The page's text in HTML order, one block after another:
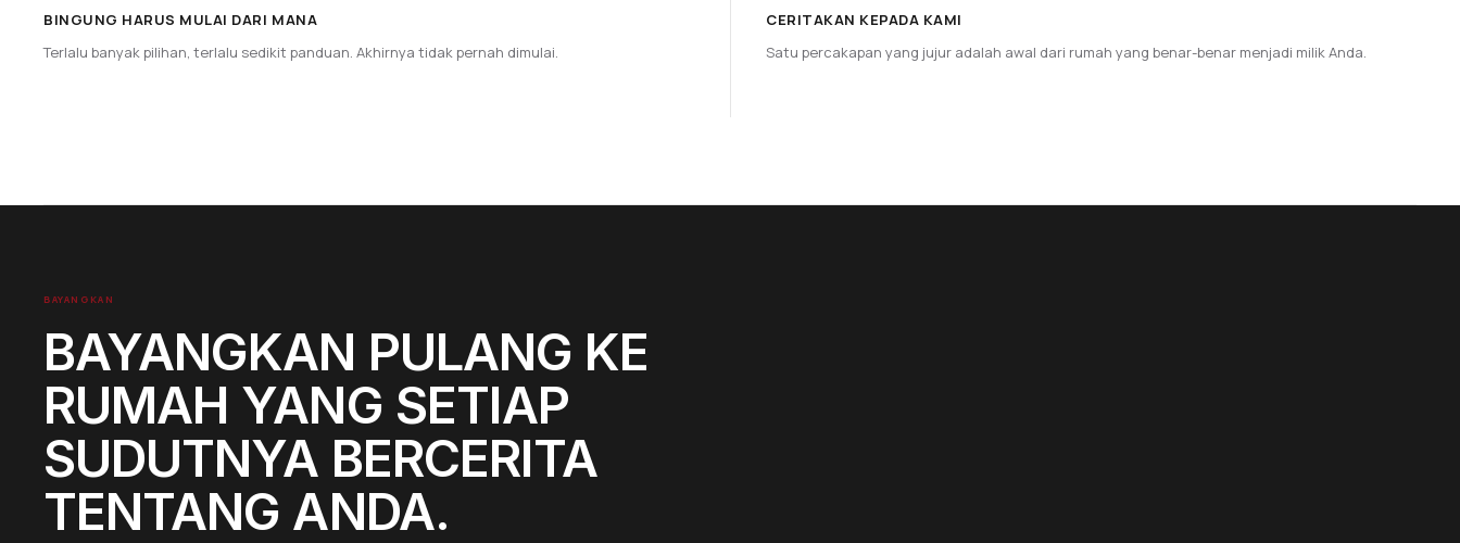
BINGUNG HARUS MULAI DARI MANA
Terlalu banyak pilihan, terlalu sedikit panduan. Akhirnya tidak pernah dimulai.
CERITAKAN KEPADA KAMI
Satu percakapan yang jujur adalah awal dari rumah yang benar-benar menjadi milik Anda.
BAYANGKAN
BAYANGKAN PULANG KE
RUMAH YANG SETIAP
SUDUTNYA BERCERITA
TENTANG ANDA.